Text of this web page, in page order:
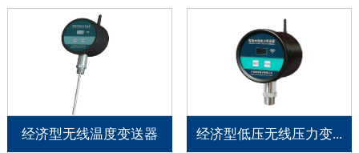
经济型无线温度变送器 经济型低压无线压力变...